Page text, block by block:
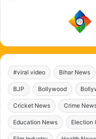
#viral video Bihar News
BJP Bollywood
Cricket News Crime
Education News Election